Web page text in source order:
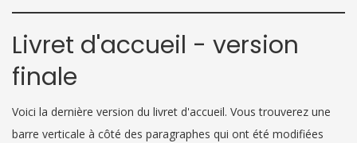
Livret d'accueil - version
finale
Voici la dernière version du livret d'accueil. Vous trouverez une
barre verticale à côté des paragraphes qui ont été modifiées